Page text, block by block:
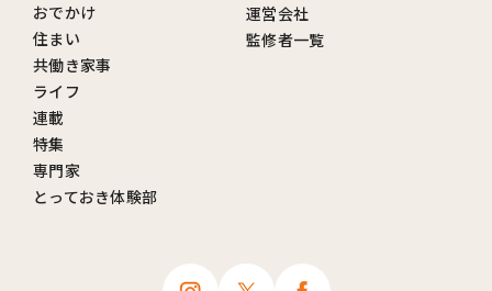
おでかけ
住まい
共働き家事
ライフ
連載
特集
専門家
とっておき体験部
運営会社
監修者一覧